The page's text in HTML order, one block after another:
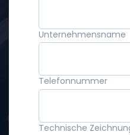
Unternehmensname
Telefonnummer
Technische